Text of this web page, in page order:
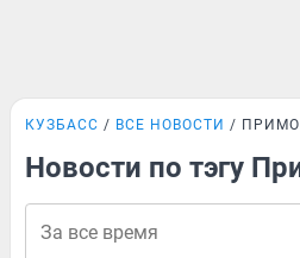
КУЗБАСС ВСЕ НОВОСТИ
Новости по тэгу